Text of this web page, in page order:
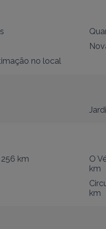
no local
256 km
O
km
km